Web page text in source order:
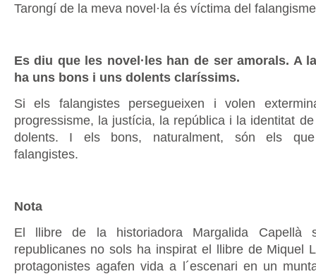
Tarongí de la meva novel·la és víctima del
Es diu que les novel·les han de ser amorals. A
ha uns bons i uns dolents claríssims.
Si els falangistes persegueixen i volen
progressisme, la justícia, la república i la identitat
dolents. I els bons, naturalment, són els
falangistes.
Nota
El llibre de la historiadora Margalida Capellà
republicanes no sols ha inspirat el llibre de Miquel
protagonistes agafen vida a l´escenari en un